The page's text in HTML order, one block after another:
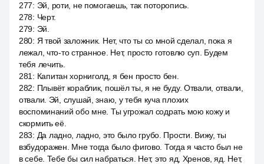
277: Эй, роти, не помогаешь, так поторопись.
278: Черт.
279: Эй.
280: Я твой заложник. Нет, что ты со мной сделал, пока я
лежал, что-то странное. Нет, просто готовлю суп. Будем
тебя лечить.
281 : Капитан хорниголд, я бен просто бен.
282: Плывёт кораблик, пошёл ты, я не буду. Отвали, отвали,
отвали. Эй, слушай, знаю, у тебя куча плохих
воспоминаний обо мне. Ты угрожал содрать мою кожу и
скормить её.
283: Да ладно, ладно, это было грубо. Прости. Вижу, ты
взбудоражен. Мне тогда было фигово. Тогда я часто был не
в себе. Тебе бы сил набраться. Нет, это яд, Хренов, яд. Нет,